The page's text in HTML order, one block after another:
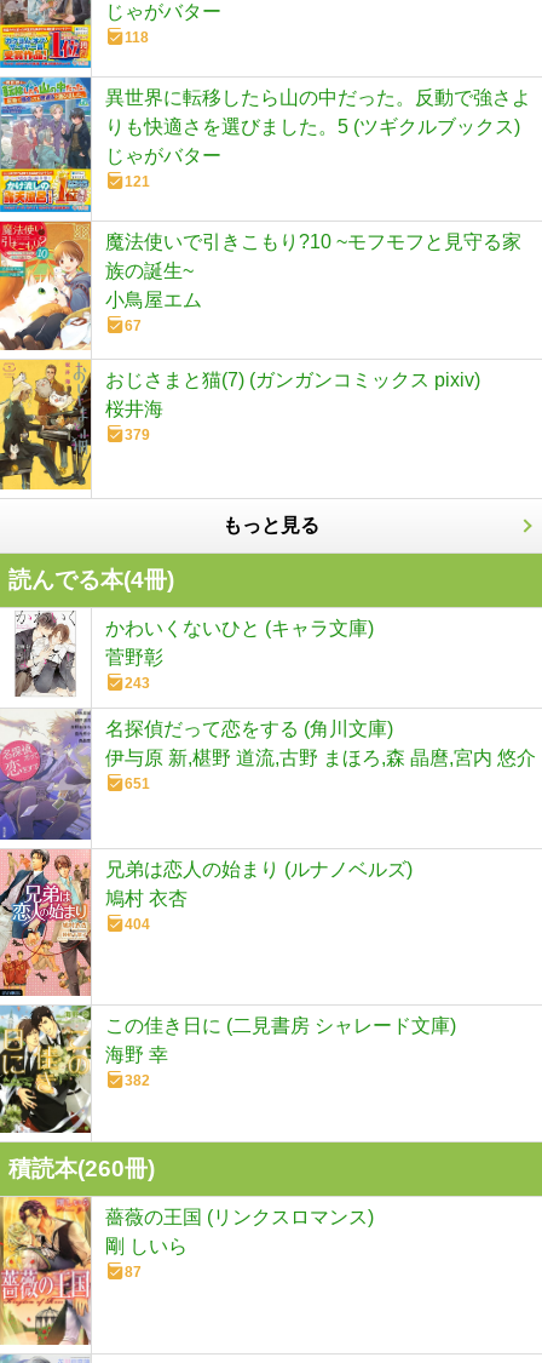
じゃがバター
118
異世界に転移したら山の中だった。反動で強さよ
りも快適さを選びました。5 (ツギクルブックス)
じゃがバター
121
魔法使いで引きこもり?10 ~モフモフと見守る家
族の誕生~
小鳥屋エム
67
おじさまと猫(7) (ガンガンコミックス pixiv)
桜井海
379
もっと見る
読んでる本(4冊)
かわいくないひと (キャラ文庫)
菅野彰
243
名探偵だって恋をする (角川文庫)
伊与原 新,椹野 道流,古野 まほろ,森 晶麿,宮内 悠介
651
兄弟は恋人の始まり (ルナノベルズ)
鳩村 衣杏
404
この佳き日に (二見書房 シャレード文庫)
海野 幸
382
積読本(260冊)
薔薇の王国 (リンクスロマンス)
剛 しいら
87